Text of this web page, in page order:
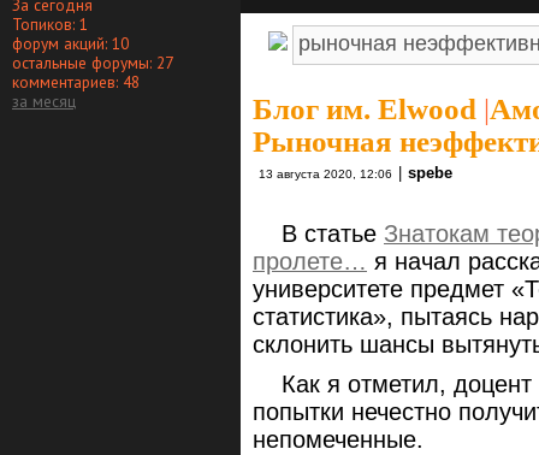
За сегодня
Топиков: 1
форум акций: 10
остальные форумы: 27
комментариев: 48
за месяц
Блог им. Elwood |
Рыночная
13 августа 2020, 12:06 spebe
В статье Знатокам
пролете… я начал
университете предмет
статистика», пытаясь
склонить шансы
Как я отметил,
попытки нечестно
непомеченные.